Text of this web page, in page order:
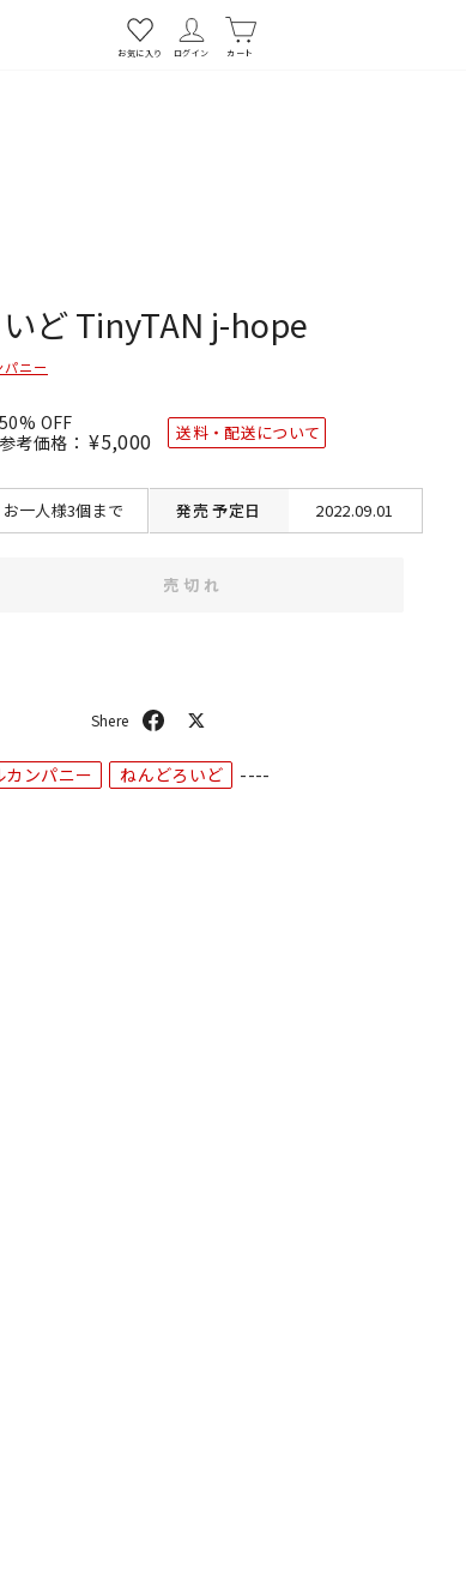
お気に入り ログイン カート
ど TinyTAN j-hope
ニー
50% OFF
参考価格： 通
常
格
¥5,000 SALE
価
送料・配送について
お一人様3個まで 発売予定日 2022.09.01
売切れ
シ
ア
ト
カンパニー ねんどろいど ----